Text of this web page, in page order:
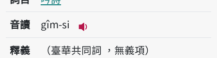
音讀
gîm-si
播放音讀gîm-si
釋義
（臺華共同詞 ，無義項）